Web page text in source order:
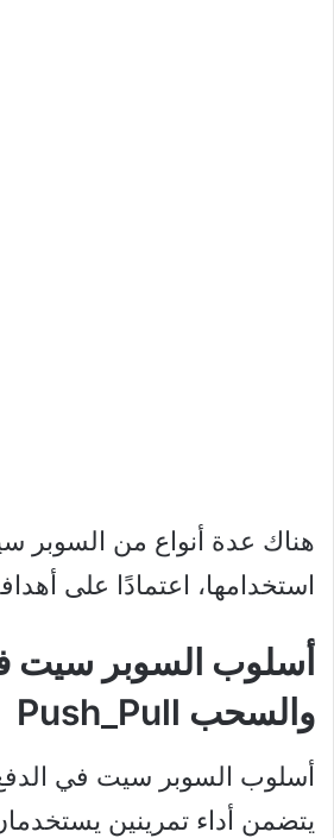
هناك عدة أنواع من السوبر
استخدامها، اعتمادًا على
أسلوب السوبر سيت
والسحب Push_Pull
أسلوب السوبر سيت في
يتضمن أداء تمرينين